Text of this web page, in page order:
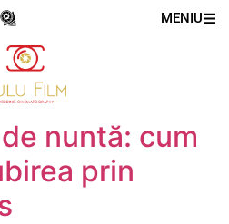
MENIU
nuntă: cum
prin